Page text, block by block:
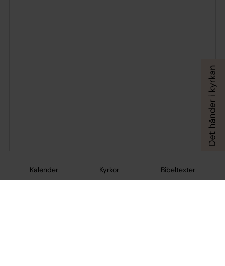
Kalender Kyrkor Bibeltexter